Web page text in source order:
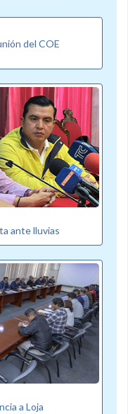
del COE
ante lluvias
a Loja